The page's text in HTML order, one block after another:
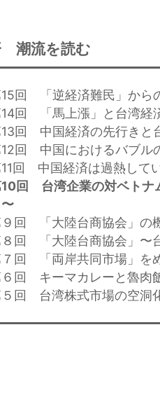
潮流を読む
15回 「逆経済難民」から
14回 「馬上漲」と台湾経
13回 中国経済の先行きと
12回 中国におけるバブル
11回 中国経済は過熱して
回 台湾企業の対ベトナ
も〜
９回 「大陸台商協会」の
８回 「大陸台商協会」〜
７回 「両岸共同市場」を
６回 キーマカレーと魯肉
５回 台湾株式市場の空洞